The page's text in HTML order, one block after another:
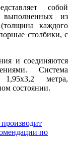
собой
из
каждого
столбики, с
и соединяются
Система
1,95х3,2 метра,
состоянии.
по